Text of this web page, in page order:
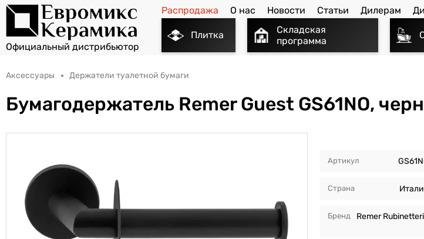
Распродажа О нас Новости Статьи Дилерам
Плитка
Складская
программа
Аксессуары Держатели туалетной бумаги
Бумагодержатель Remer Guest GS61NO,
Артикул
Страна
Бренд Remer